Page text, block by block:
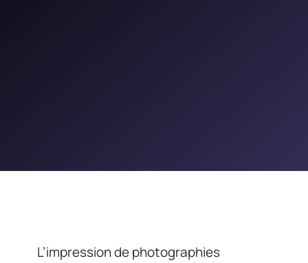
L’impression de photographies